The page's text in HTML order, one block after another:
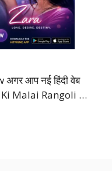
आप नई हिंदी वेब
Ki Malai Rangoli …